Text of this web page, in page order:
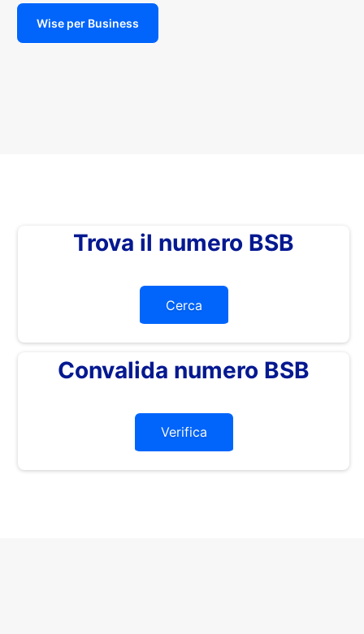
Wise per Business
Trova il numero BSB
Cerca
Convalida numero BSB
Verifica